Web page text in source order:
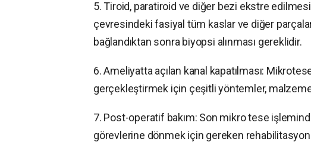
5. Tiroid, paratiroid ve diğer bezi ekstre
çevresindeki fasiyal tüm kaslar ve diğer
bağlandıktan sonra biyopsi alınması gereklidir.
6. Ameliyatta açılan kanal kapatılması:
gerçekleştirmek için çeşitli yöntemler,
7. Post-operatif bakım: Son mikro tese
görevlerine dönmek için gereken